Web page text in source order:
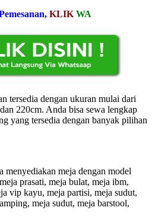
KLIK WA
tersedia dengan ukuran mulai dari
220cm. Anda bisa sewa lengkap
yang tersedia dengan banyak pilihan
menyediakan meja dengan model
prasati, meja bulat, meja ibm,
vip kayu, meja partisi, meja sudut,
meja sudut, meja barstool,